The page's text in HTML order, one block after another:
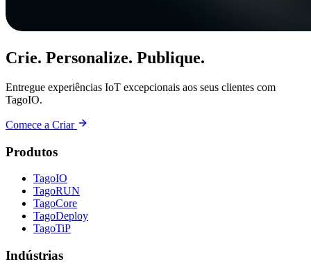
Crie. Personalize. Publique.
Entregue experiências IoT excepcionais aos seus clientes com
TagoIO.
Comece a Criar
Produtos
TagoIO
TagoRUN
TagoCore
TagoDeploy
TagoTiP
Indústrias